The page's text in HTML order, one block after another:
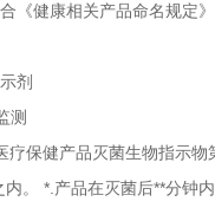
《健康相关产品命名规
剂
测
疗保健产品灭菌生物指示
。 *.产品在灭菌后**分钟